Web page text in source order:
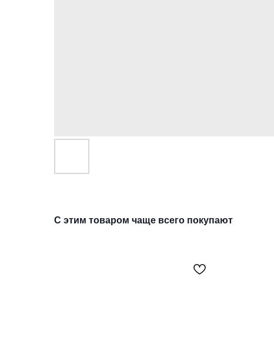
С этим товаром чаще всего покупают